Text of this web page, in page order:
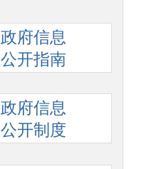
政府信息
公开指南
政府信息
公开制度